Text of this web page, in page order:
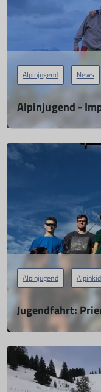
Alpinjugend News
Alpinjugend -
16.11.2023
Alpinjugend
Jugendfahrt:
29.10.2022
Perfektes
mehr erfahren